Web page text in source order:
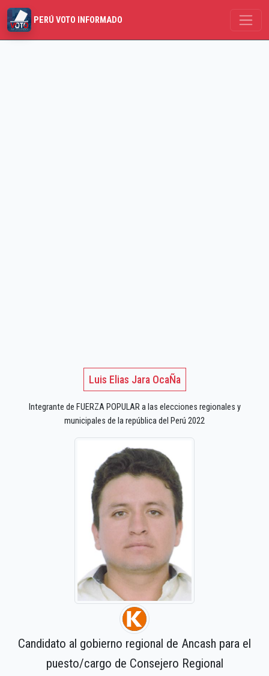
PERÚ VOTO INFORMADO
Luis Elias Jara OcaÑa
Integrante de FUERZA POPULAR a las elecciones regionales y
municipales de la república del Perú 2022
Candidato al gobierno regional de Ancash para el
puesto/cargo de Consejero Regional